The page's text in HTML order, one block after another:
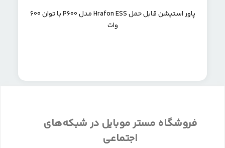
پاور استیشن قابل حمل Hrafon ESS مدل P600 با توان 600
وات
فروشگاه مستر موبایل در شبکه‌های
اجتماعی